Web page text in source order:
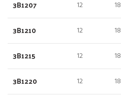
3B1207 12 18
3B1210 12 18
3B1215 12 18
3B1220 12 18